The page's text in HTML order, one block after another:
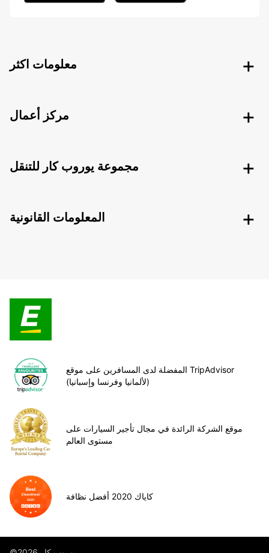
معلومات اكثر
مركز أعمال
مجموعة يوروب كار للتنقل
المعلومات القانونية
المفضلة لدى المسافرين على موقع TripAdvisor
(لألمانيا وفرنسا وإسبانيا)
موقع الشركة الرائدة في مجال تأجير السيارات على
مستوى العالم
كاياك 2020 أفضل نظافة